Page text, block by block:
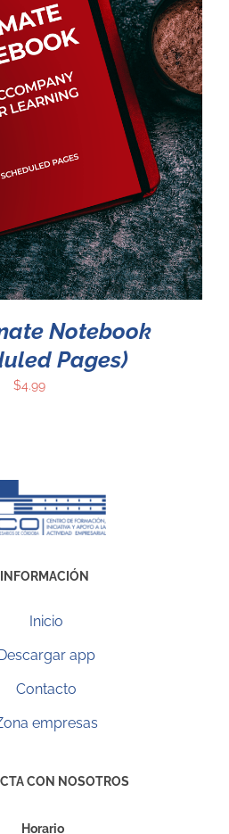
Notebook
Pages)
$4.99
Inicio
app
Contacto
empresas
CON NOSOTROS
Horario